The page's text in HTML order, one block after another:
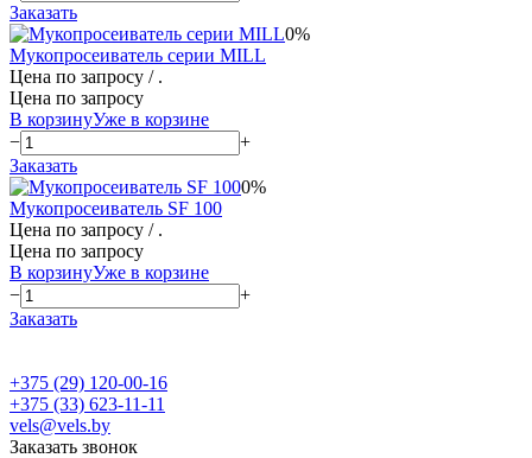
Заказать
0%
Мукопросеиватель серии MILL
Цена по запросу / .
Цена по запросу
В корзинуУже в корзине
−
+
Заказать
0%
Мукопросеиватель SF 100
Цена по запросу / .
Цена по запросу
В корзинуУже в корзине
−
+
Заказать
+375 (29) 120-00-16
+375 (33) 623-11-11
vels@vels.by
Заказать звонок